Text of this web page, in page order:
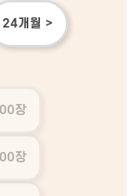
24개월 >
장
장